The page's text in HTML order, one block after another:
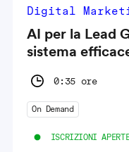
Digital
AI per la Lead
sistema
0:35 ore
On Demand
ISCRIZIONI